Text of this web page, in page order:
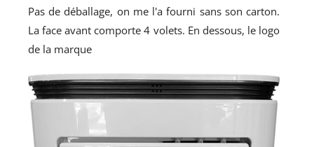
Pas de déballage, on me l'a fourni sans son carton.
La face avant comporte 4 volets. En dessous, le logo
de la marque